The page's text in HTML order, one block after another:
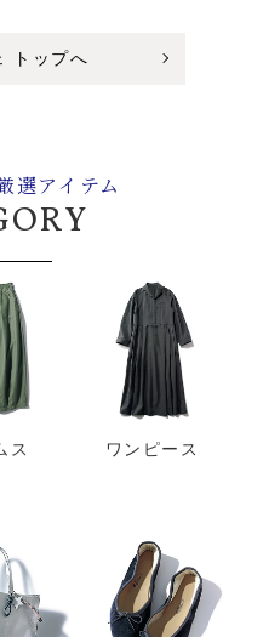
トップへ
選アイテム
ス ワンピース